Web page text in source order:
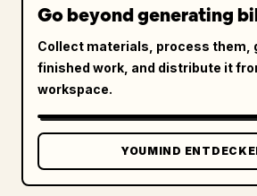
Go beyond generating
Collect materials, process them,
finished work, and distribute it
workspace.
YOUMIND